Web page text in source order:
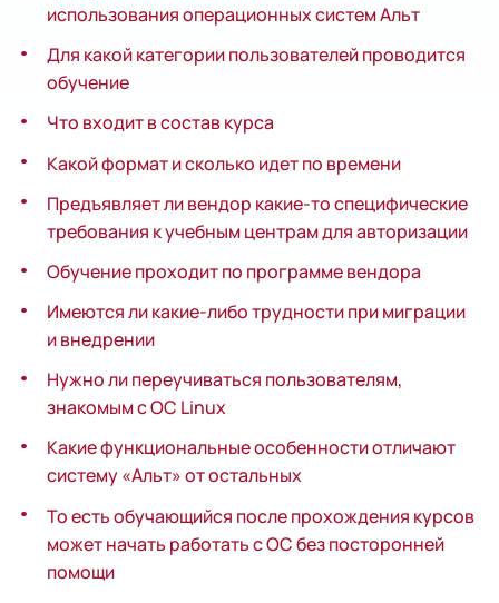
использования операционных систем Альт
Для какой категории пользователей проводится
обучение
Что входит в состав курса
Какой формат и сколько идет по времени
Предъявляет ли вендор какие-то специфические
требования к учебным центрам для авторизации
Обучение проходит по программе вендора
Имеются ли какие-либо трудности при миграции
и внедрении
Нужно ли переучиваться пользователям,
знакомым с ОС Linux
Какие функциональные особенности отличают
систему «Альт» от остальных
То есть обучающийся после прохождения курсов
может начать работать с ОС без посторонней
помощи